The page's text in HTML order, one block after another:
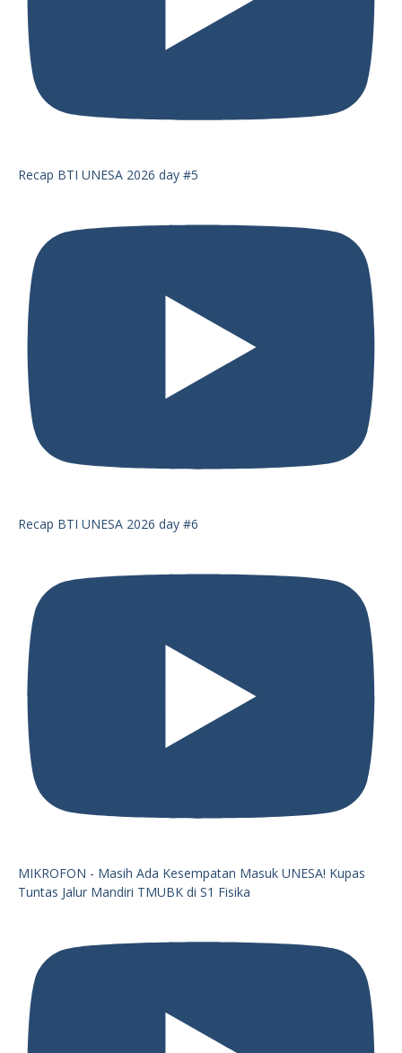
Recap BTI UNESA 2026 day #5
Recap BTI UNESA 2026 day #6
MIKROFON - Masih Ada Kesempatan Masuk UNESA! Kupas
Tuntas Jalur Mandiri TMUBK di S1 Fisika